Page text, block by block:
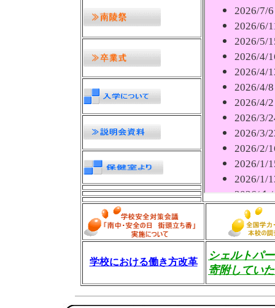
学校における働き方改革
シェルトパ
寄附してい